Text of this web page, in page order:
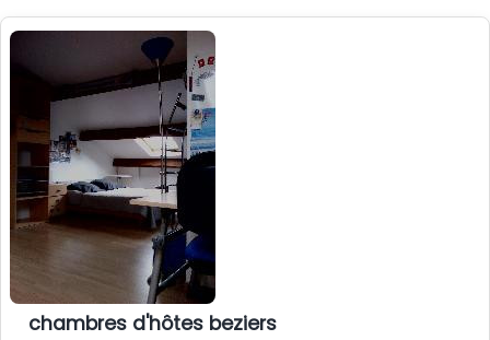
chambres d'hôtes beziers